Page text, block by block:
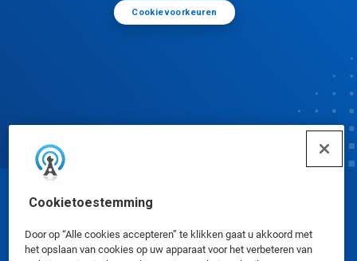
Cookietoestemming
Door op “Alle cookies accepteren” te klikken gaat u akkoord met
het opslaan van cookies op uw apparaat voor het verbeteren van
Cookievoorkeuren
© Ecolab Inc. 2025
Veiligheidsinformatiebladen|Privacybeleid|